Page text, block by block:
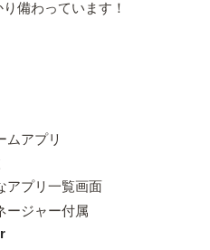
備わっています！
ムアプリ
アプリ一覧画面
ージャー付属